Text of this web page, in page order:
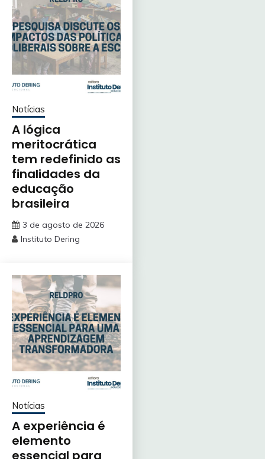
Notícias
A lógica
meritocrática
tem redefinido as
finalidades da
educação
brasileira
3 de agosto de 2026
Instituto Dering
Notícias
A experiência é
elemento
essencial para